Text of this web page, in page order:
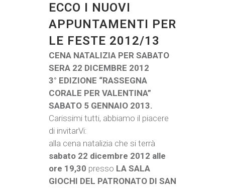
ECCO I NUOVI
APPUNTAMENTI PER
LE FESTE 2012/13
CENA NATALIZIA PER SABATO
SERA 22 DICEMBRE 2012
3° EDIZIONE “RASSEGNA
CORALE PER VALENTINA”
SABATO 5 GENNAIO 2013.
Carissimi tutti, abbiamo il piacere
di invitarVi:
alla cena natalizia che si terrà
sabato 22 dicembre 2012 alle
ore 19,30 presso LA SALA
GIOCHI DEL PATRONATO DI SAN